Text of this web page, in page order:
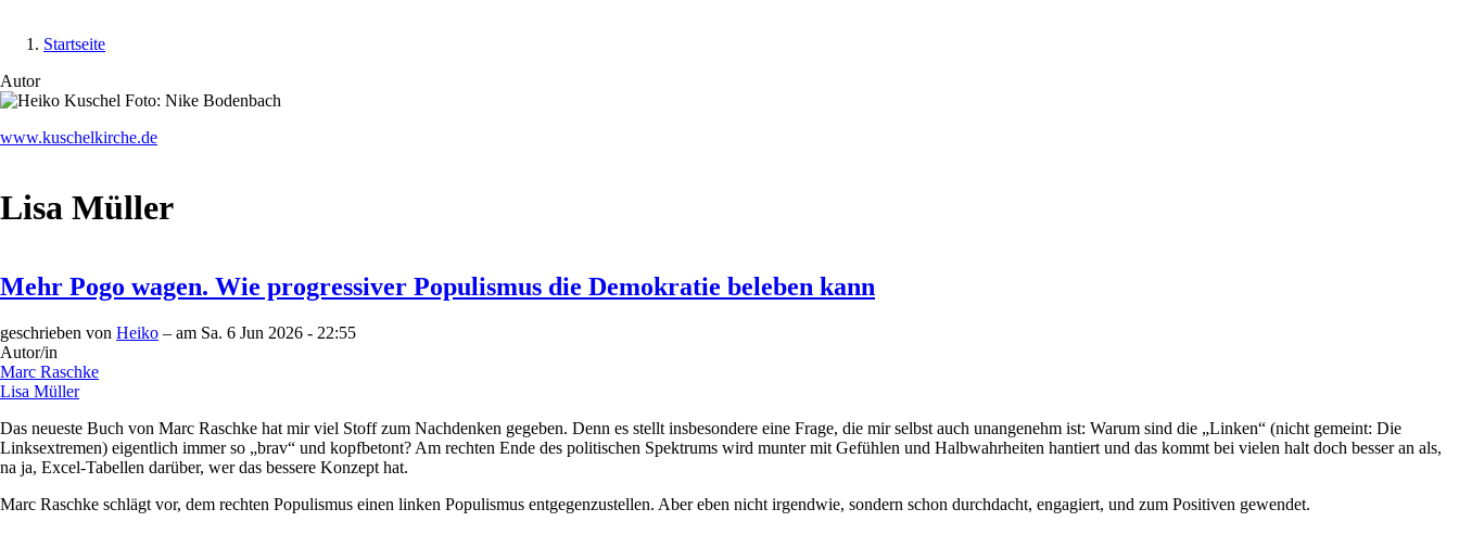
Pfadnavigation
Startseite
Autor
Image
www.kuschelkirche.de
Lisa Müller
Mehr Pogo wagen. Wie progressiver Populismus die Demokratie beleben kann
geschrieben von Heiko – am Sa. 6 Jun 2026 - 22:55
Autor/in
Marc Raschke
Lisa Müller
Das neueste Buch von Marc Raschke hat mir viel Stoff zum Nachdenken gegeben. Denn es stellt insbesondere eine Frage, die mir selbst auch unangenehm ist: Warum sind die „Linken“ (nicht gemeint: Die
Linksextremen) eigentlich immer so „brav“ und kopfbetont? Am rechten Ende des politischen Spektrums wird munter mit Gefühlen und Halbwahrheiten hantiert und das kommt bei vielen halt doch besser an als,
na ja, Excel-Tabellen darüber, wer das bessere Konzept hat.
Marc Raschke schlägt vor, dem rechten Populismus einen linken Populismus entgegenzustellen. Aber eben nicht irgendwie, sondern schon durchdacht, engagiert, und zum Positiven gewendet.